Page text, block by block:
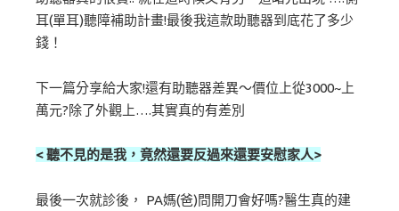
耳(單耳)聽障補助計畫!最後我這款助聽器到底花了多少
錢！
下一篇分享給大家!還有助聽器差異～價位上從3000~上
萬元?除了外觀上….其實真的有差別
< 聽不見的是我，竟然還要反過來還要安慰家人>
最後一次就診後， PA媽(爸)問開刀會好嗎?醫生真的建